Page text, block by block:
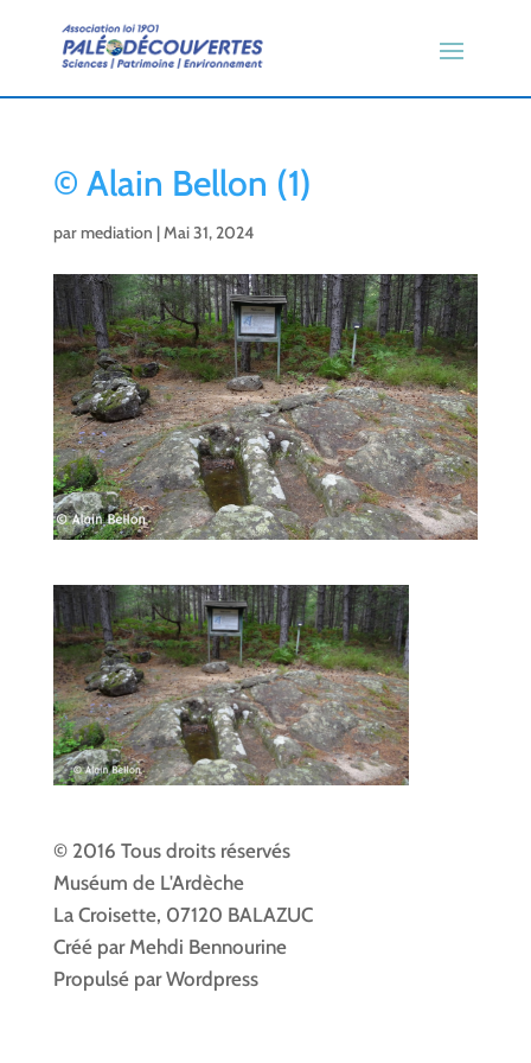
© Alain Bellon (1)
parmediation |Mai 31, 2024
© 2016 Tous droits réservés
Muséum de L'Ardèche
La Croisette, 07120 BALAZUC
Créé par Mehdi Bennourine
Propulsé par Wordpress